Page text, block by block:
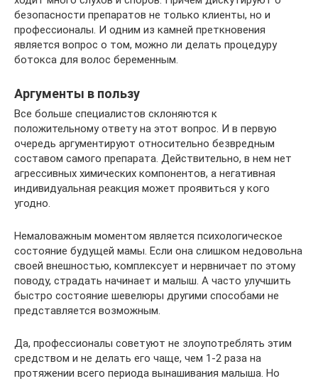
безопасности препаратов не только клиенты, но и
профессионалы. И одним из камней преткновения
является вопрос о том, можно ли делать процедуру
ботокса для волос беременным.
Аргументы в пользу
Все больше специалистов склоняются к
положительному ответу на этот вопрос. И в первую
очередь аргументируют относительно безвредным
составом самого препарата. Действительно, в нем нет
агрессивных химических компонентов, а негативная
индивидуальная реакция может проявиться у кого
угодно.
Немаловажным моментом является психологическое
состояние будущей мамы. Если она слишком недовольна
своей внешностью, комплексует и нервничает по этому
поводу, страдать начинает и малыш. А часто улучшить
быстро состояние шевелюры другими способами не
представляется возможным.
Да, профессионалы советуют не злоупотреблять этим
средством и не делать его чаще, чем 1-2 раза на
протяжении всего периода вынашивания малыша. Но